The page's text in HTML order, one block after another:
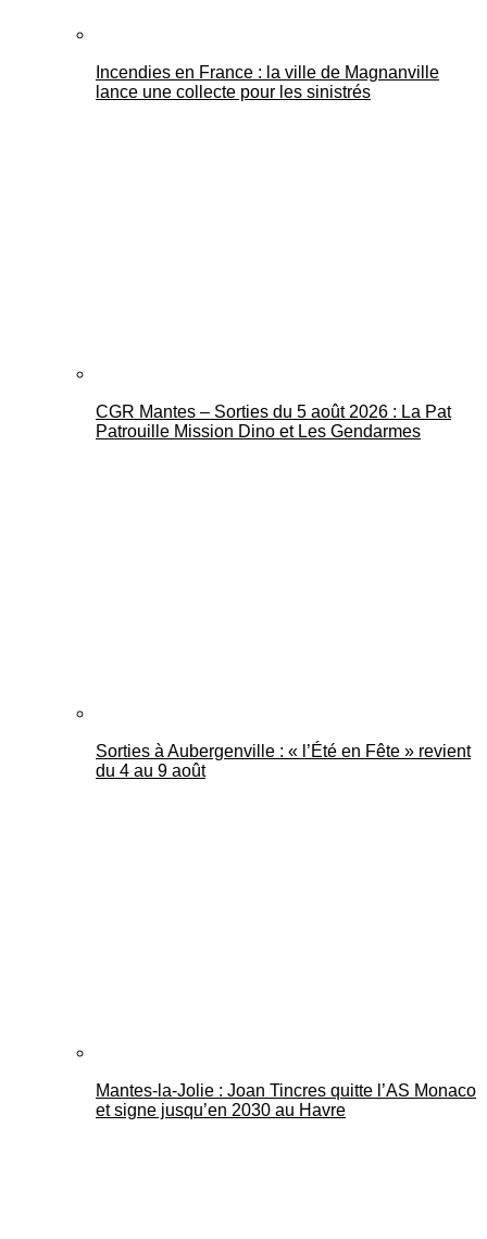
Mantes Actu
Incendies en France : la ville de Magnanville
lance une collecte pour les sinistrés
CGR Mantes – Sorties du 5 août 2026 : La Pat
Patrouille Mission Dino et Les Gendarmes
Sorties à Aubergenville : « l’Été en Fête » revient
du 4 au 9 août
Mantes-la-Jolie : Joan Tincres quitte l’AS Monaco
et signe jusqu’en 2030 au Havre